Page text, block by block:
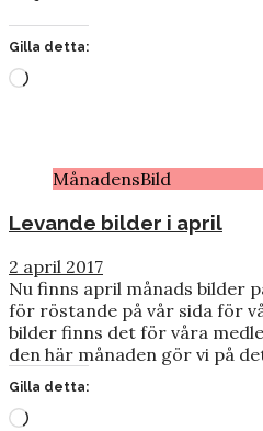
Gilla detta:
Laddar
MånadensBild
Levande bilder i april
2 april 2017
Nu finns april månads bilder
för röstande på vår sida för
bilder finns det för våra
den här månaden gör vi på
Gilla detta:
Laddar